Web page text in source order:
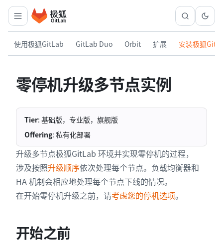
使用极狐GitLab GitLab Duo Orbit 扩展 安装极狐
零停机升级多节点实例
Tier: 基础版，专业版，旗舰版
Offering: 私有化部署
升级多节点极狐GitLab 环境并实现零停机的过程，
涉及按照升级顺序依次处理每个节点。负载均衡器和
HA 机制会相应地处理每个节点下线的情况。
在开始零停机升级之前，请考虑您的停机选项。
开始之前